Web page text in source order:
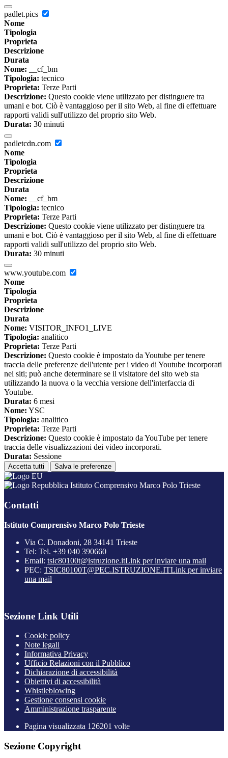
padlet.pics
Nome
Tipologia
Proprieta
Descrizione
Durata
Nome: __cf_bm
Tipologia: tecnico
Proprieta: Terze Parti
Descrizione: Questo cookie viene utilizzato per distinguere tra
umani e bot. Ciò è vantaggioso per il sito Web, al fine di effettuare
rapporti validi sull'utilizzo del proprio sito Web.
Durata: 30 minuti
padletcdn.com
Nome
Tipologia
Proprieta
Descrizione
Durata
Nome: __cf_bm
Tipologia: tecnico
Proprieta: Terze Parti
Descrizione: Questo cookie viene utilizzato per distinguere tra
umani e bot. Ciò è vantaggioso per il sito Web, al fine di effettuare
rapporti validi sull'utilizzo del proprio sito Web.
Durata: 30 minuti
www.youtube.com
Nome
Tipologia
Proprieta
Descrizione
Durata
Nome: VISITOR_INFO1_LIVE
Tipologia: analitico
Proprieta: Terze Parti
Descrizione: Questo cookie è impostato da Youtube per tenere
traccia delle preferenze dell'utente per i video di Youtube incorporati
nei siti; può anche determinare se il visitatore del sito web sta
utilizzando la nuova o la vecchia versione dell'interfaccia di
Youtube.
Durata: 6 mesi
Nome: YSC
Tipologia: analitico
Proprieta: Terze Parti
Descrizione: Questo cookie è impostato da YouTube per tenere
traccia delle visualizzazioni dei video incorporati.
Durata: Sessione
Accetta tutti Salva le preferenze
Istituto Comprensivo Marco Polo Trieste
Contatti
Istituto Comprensivo Marco Polo Trieste
Via C. Donadoni, 28 34141 Trieste
Tel: Tel. +39 040 390660
Email: tsic80100t@istruzione.itLink per inviare una mail
PEC: TSIC80100T@PEC.ISTRUZIONE.ITLink per inviare
una mail
Sezione Link Utili
Cookie policy
Note legali
Informativa Privacy
Ufficio Relazioni con il Pubblico
Dichiarazione di accessibilità
Obiettivi di accessibilità
Whistleblowing
Gestione consensi cookie
Amministrazione trasparente
Pagina visualizzata 126201 volte
Sezione Copyright